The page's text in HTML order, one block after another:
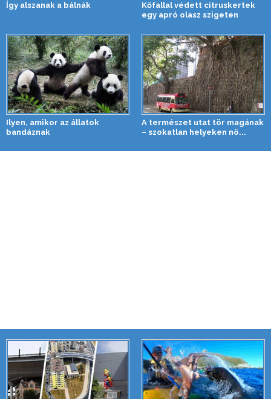
Így alszanak a bálnák
Kőfallal védett citruskertek
egy apró olasz szigeten
Ilyen, amikor az állatok
bandáznak
A természet utat tör magának
– szokatlan helyeken nö...